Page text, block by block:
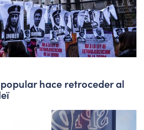
hace retroceder al